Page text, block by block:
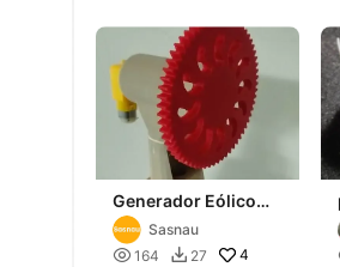
Generador Eólico
con nema 17
Sasnau
 164  27 4